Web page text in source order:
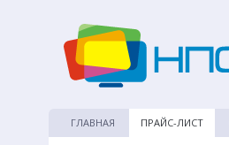
ГЛАВНАЯ ПРАЙС-ЛИСТ